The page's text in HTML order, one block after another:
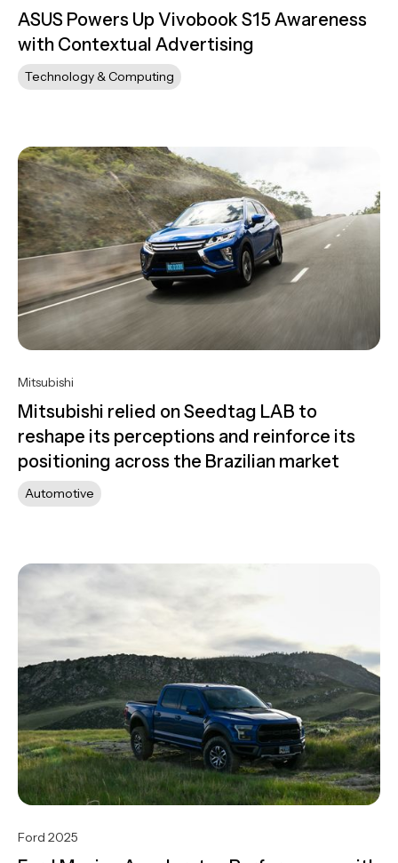
ASUS Powers Up Vivobook S15 Awareness
with Contextual Advertising
Technology & Computing
Mitsubishi
Mitsubishi relied on Seedtag LAB to
reshape its perceptions and reinforce its
positioning across the Brazilian market
Automotive
Ford 2025